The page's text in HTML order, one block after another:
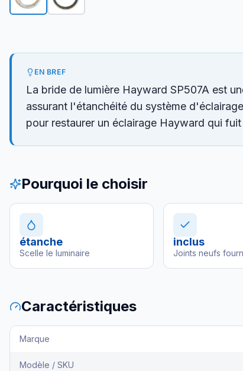
EN BREF
La bride de lumière Hayward SP507A est
assurant l'étanchéité du système
pour restaurer un éclairage Hayward qui
Pourquoi le choisir
étanche
Scelle le luminaire
inclus
Joints neufs
Caractéristiques
Marque
Modèle / SKU